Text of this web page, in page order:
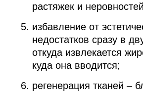
растяжек и
избавление от
недостатков сразу в
откуда извлекается
куда она вводится;
регенерация тканей –